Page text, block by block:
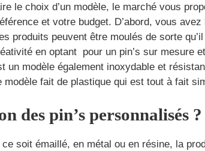
le choix d’un modèle, le marché vous
et votre budget. D’abord, vous
produits peuvent être moulés de sorte
en optant pour un pin’s sur mesure
un modèle également inoxydable et
fait de plastique qui est tout à fait
des pin’s personnalisés ?
soit émaillé, en métal ou en résine, la